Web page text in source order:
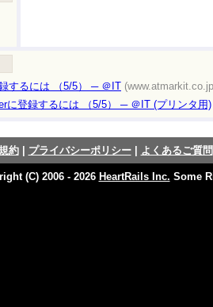
するには （5/5） ─ ＠IT
に登録するには （5/5） ─ ＠IT (プリンタ用)
約| プライバシーポリシー| よくあるご質問
(C) 2006 - 2026 HeartRails Inc. Some